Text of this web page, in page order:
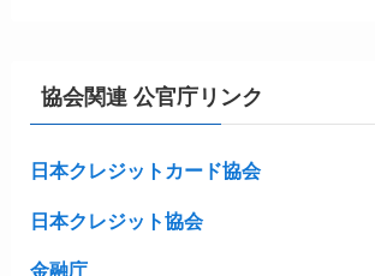
協会関連 公官庁リンク
日本クレジットカード協会
日本クレジット協会
金融庁